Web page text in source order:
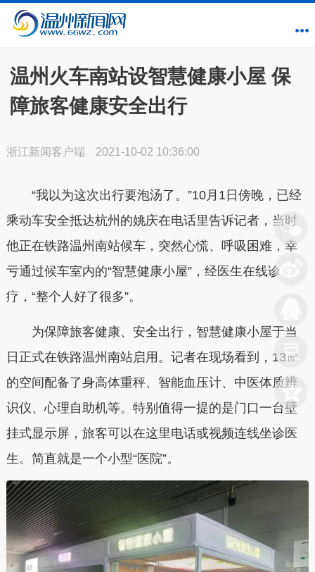
温州火车南站设智慧健康小屋 保
障旅客健康安全出行
浙江新闻客户端 2021-10-02 10:36:00
“我以为这次出行要泡汤了。”10月1日傍晚，已经
乘动车安全抵达杭州的姚庆在电话里告诉记者，当时
他正在铁路温州南站候车，突然心慌、呼吸困难，幸
亏通过候车室内的“智慧健康小屋”，经医生在线诊
疗，“整个人好了很多”。
为保障旅客健康、安全出行，智慧健康小屋于当
日正式在铁路温州南站启用。记者在现场看到，13㎡
的空间配备了身高体重秤、智能血压计、中医体质辨
识仪、心理自助机等。特别值得一提的是门口一台壁
挂式显示屏，旅客可以在这里电话或视频连线坐诊医
生。简直就是一个小型“医院”。